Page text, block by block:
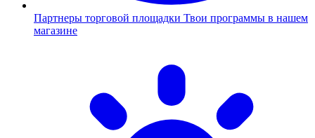
Партнеры торговой площадки Твои программы в нашем
магазине